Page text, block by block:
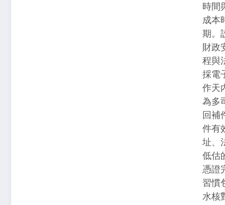
時間
成本
期。
財政
程與
採電
作天
為多
回補
件有
址、
低估
憑證
習慣
水核